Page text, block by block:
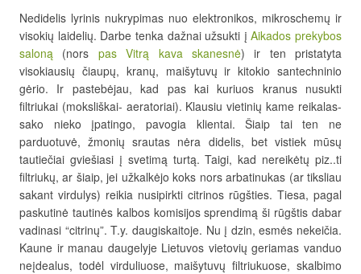
Nedidelis lyrinis nukrypimas nuo elektronikos, mikroschemų ir
visokių laidelių. Darbe tenka dažnai užsukti įAikados prekybos
saloną (nors pas Vitrą kava skanesnė) ir ten pristatyta
visokiausių čiaupų, kranų, maišytuvų ir kitokio santechninio
gėrio. Ir pastebėjau, kad pas kai kuriuos kranus nusukti
filtriukai (moksliškai- aeratoriai). Klausiu vietinių kame reikalas-
sako nieko įpatingo, pavogia klientai. Šiaip tai ten ne
parduotuvė, žmonių srautas nėra didelis, bet vistiek mūsų
tautiečiai gviešiasi į svetimą turtą. Taigi, kad nereikėtų piz..ti
filtriukų, ar šiaip, jei užkalkėjo koks nors arbatinukas (ar tiksliau
sakant virdulys) reikia nusipirkti citrinos rūgšties. Tiesa, pagal
paskutinė tautinės kalbos komisijos sprendimą ši rūgštis dabar
vadinasi “citrinų”. T.y. daugiskaitoje. Nu į dzin, esmės nekeičia.
Kaune ir manau daugelyje Lietuvos vietovių geriamas vanduo
neįdealus, todėl virduliuose, maišytuvų filtriukuose, skalbimo